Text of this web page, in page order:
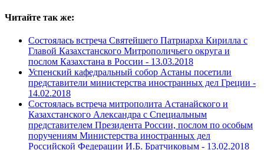
Читайте так же:
Состоялась встреча Святейшего Патриарха Кирилла с
Главой Казахстанского Митрополичьего округа и
послом Казахстана в России - 13.03.2018
Успенский кафедральный собор Астаны посетили
представители министерства иностранных дел Греции -
14.02.2018
Состоялась встреча митрополита Астанайского и
Казахстанского Александра с Специальным
представителем Президента России, послом по особым
поручениям Министерства иностранных дел
Российской Федерации И.Б. Братчиковым - 13.02.2018